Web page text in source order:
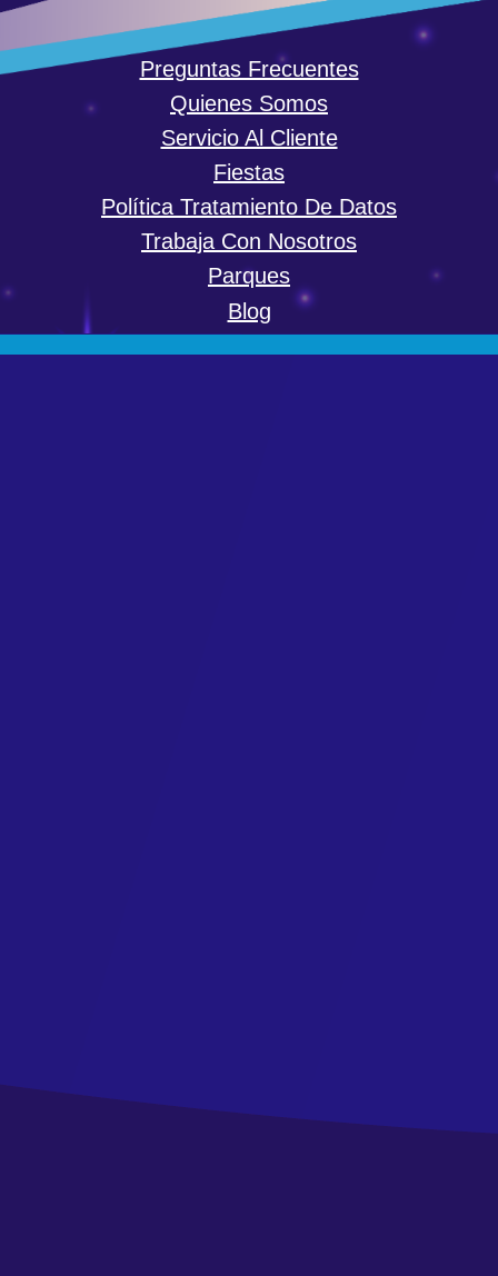
Preguntas Frecuentes
Quienes Somos
Servicio Al Cliente
Fiestas
Política Tratamiento De Datos
Trabaja Con Nosotros
Parques
Blog